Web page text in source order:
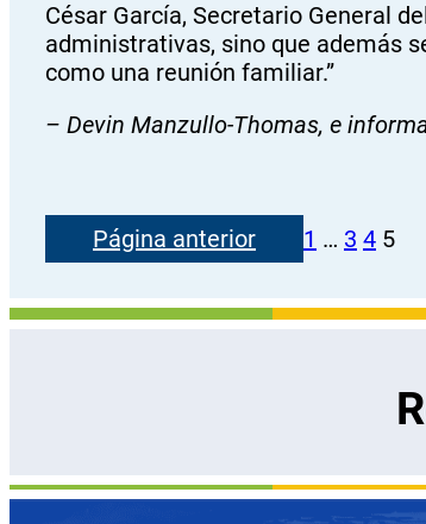
César García, Secretario General
administrativas, sino que además
como una reunión familiar.”
– Devin Manzullo-Thomas, e
Página anterior 1 … 3 4 5